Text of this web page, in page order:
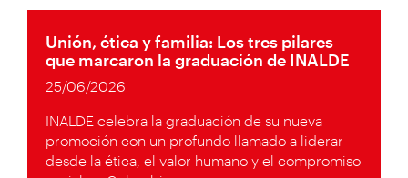
Unión, ética y familia: Los tres pilares
que marcaron la graduación de INALDE
25/06/2026
INALDE celebra la graduación de su nueva
promoción con un profundo llamado a liderar
desde la ética, el valor humano y el compromiso